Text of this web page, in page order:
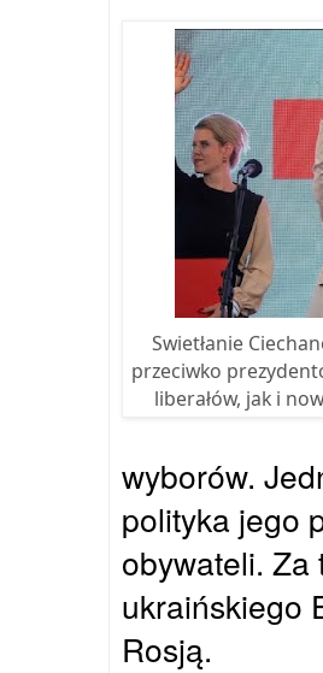
Swietłanie
przeciwko
liberałów, jak i
wyborów.
polityka jego
obywateli. Za
ukraińskiego
Rosją.